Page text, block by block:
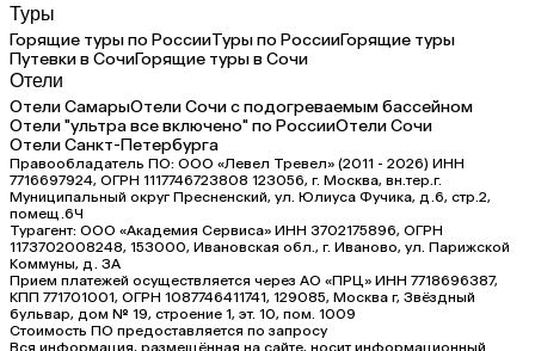
Туры
Горящие туры по РоссииТуры по РоссииГорящие туры
Путевки в СочиГорящие туры в Сочи
Отели
Отели СамарыОтели Сочи с подогреваемым бассейном
Отели "ультра все включено" по РоссииОтели Сочи
Отели Санкт-Петербурга
Правообладатель ПО: ООО «Левел Тревел» (2011 - 2026) ИНН
7716697924, ОГРН 1117746723808 123056, г. Москва, вн.тер.г.
Муниципальный округ Пресненский, ул. Юлиуса Фучика, д.6, стр.2,
помещ.6Ч
Турагент: ООО «Академия Сервиса» ИНН 3702175896, ОГРН
1173702008248, 153000, Ивановская обл., г. Иваново, ул. Парижской
Коммуны, д. ЗА
Прием платежей осуществляется через АО «ПРЦ» ИНН 7718696387,
КПП 771701001, ОГРН 1087746411741, 129085, Москва г, Звёздный
бульвар, дом № 19, строение 1, эт. 10, пом. 1009
Стоимость ПО предоставляется по запросу
Вся информация, размещённая на сайте, носит информационный